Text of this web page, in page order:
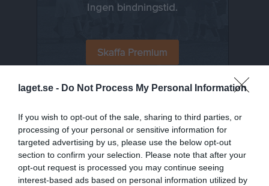
laget.se - Do Not Process My Personal Information
If you wish to opt-out of the sale, sharing to third parties, or
processing of your personal or sensitive information for
targeted advertising by us, please use the below opt-out
section to confirm your selection. Please note that after your
opt-out request is processed you may continue seeing
interest-based ads based on personal information utilized by